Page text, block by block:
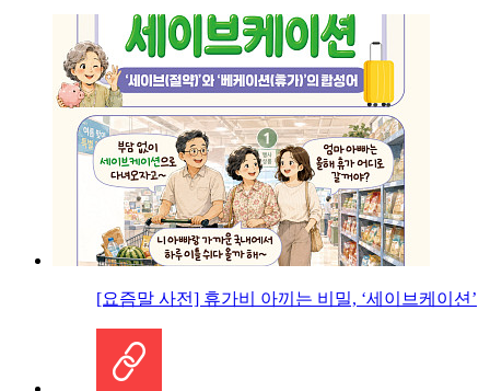
[요즘말 사전] 휴가비 아끼는 비밀, ‘세이브케이션’